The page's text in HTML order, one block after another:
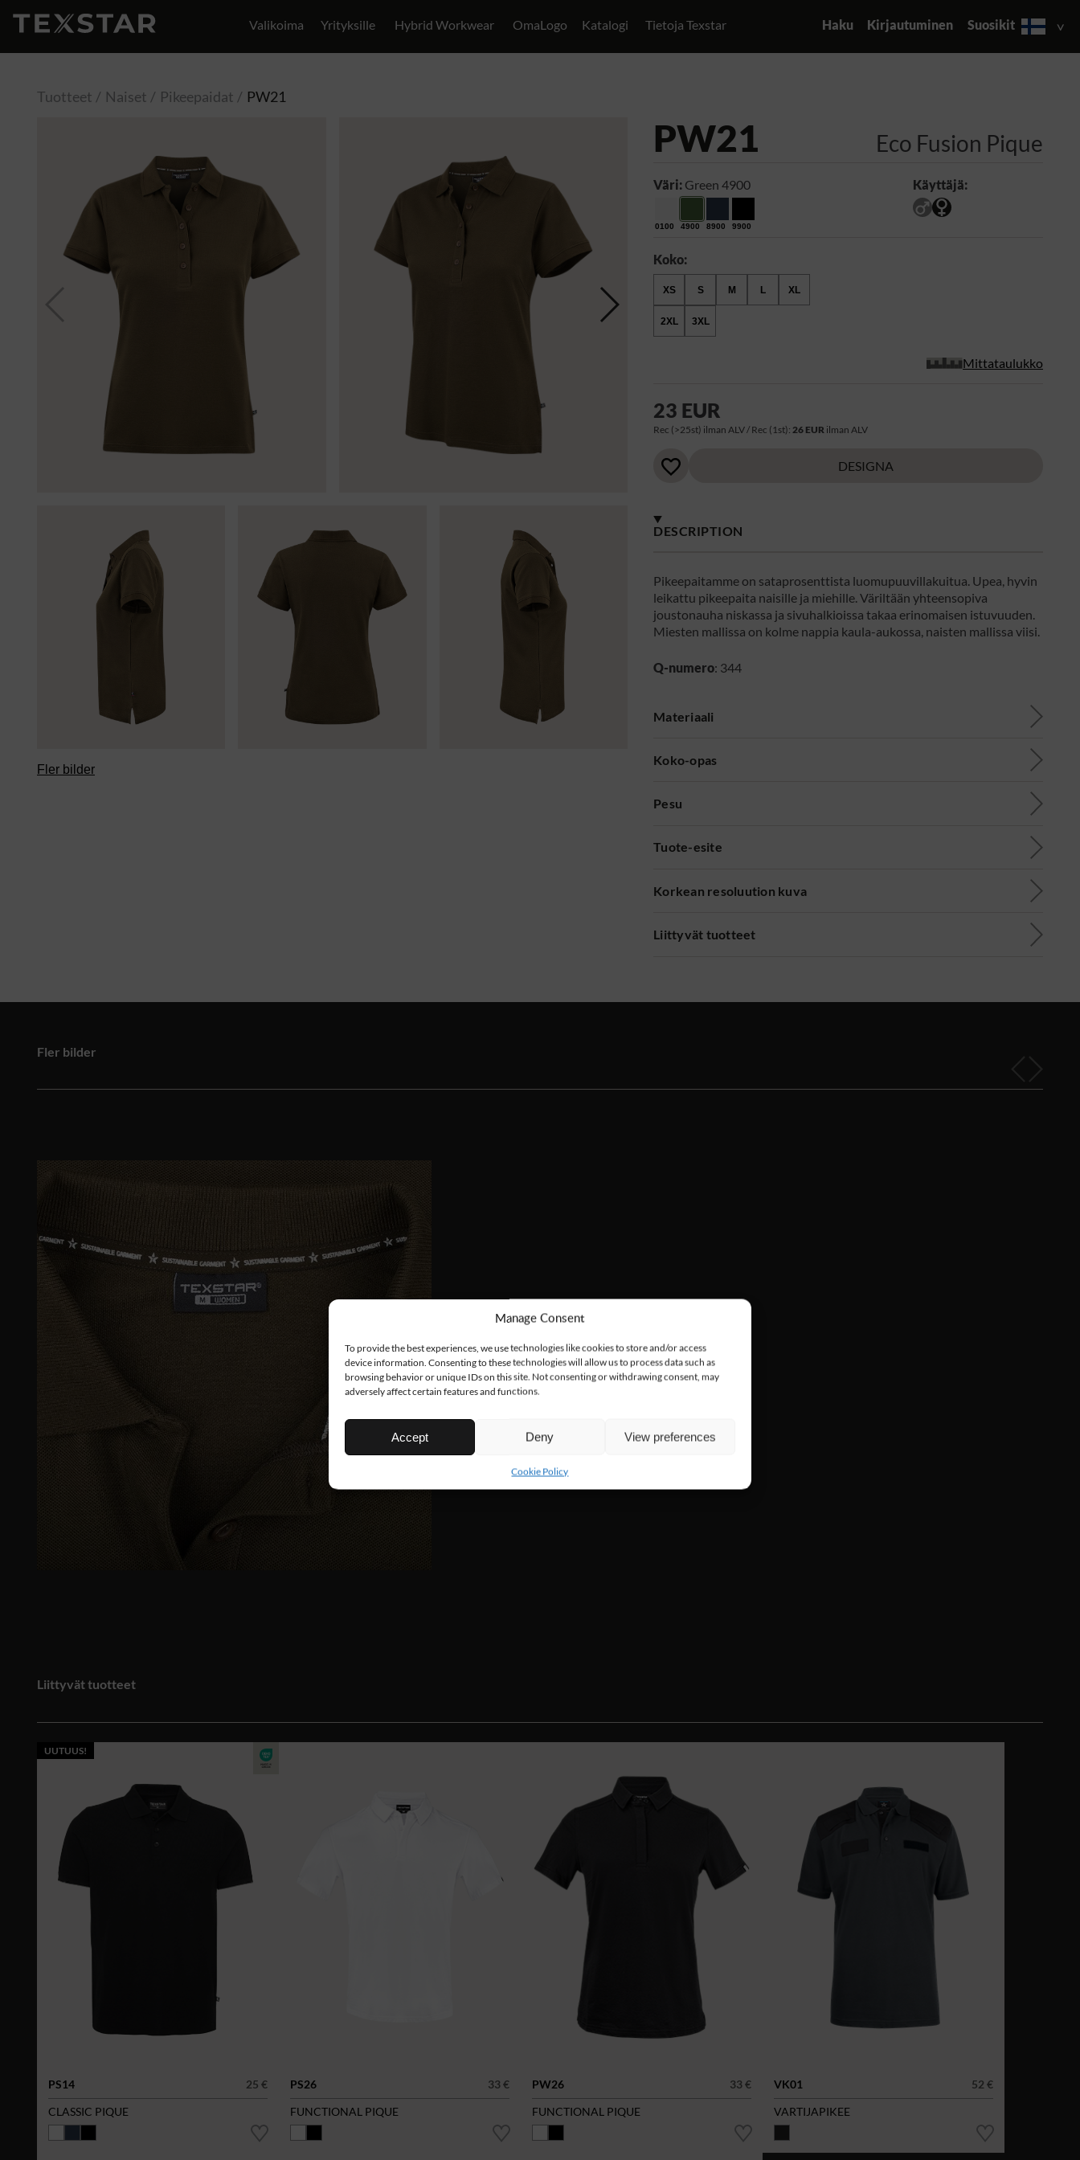
Manage Consent
To provide the best experiences, we use technologies like cookies to store and/or access
device information. Consenting to these technologies will allow us to process data such as
browsing behavior or unique IDs on this site. Not consenting or withdrawing consent, may
adversely affect certain features and functions.
Accept Deny View preferences
Cookie Policy
Valikoima Yrityksille Hybrid Workwear OmaLogo Katalogi Tietoja Texstar Haku Kirjautuminen Suosikit
Tuotteet Naiset Pikeepaidat PW21
Fler bilder
PW21 Eco Fusion Pique
Väri: Green 4900
0100 4900 8900 9900
Käyttäjä:
Koko:
XS S M L XL
2XL 3XL
Mittataulukko
23 EUR
Rec (>25st) ilman ALV / Rec (1st): 26 EUR ilman ALV
DESIGNA
DESCRIPTION
Pikeepaitamme on sataprosenttista luomupuuvillakuitua. Upea, hyvin
leikattu pikeepaita naisille ja miehille. Väriltään yhteensopiva
joustonauha niskassa ja sivuhalkioissa takaa erinomaisen istuvuuden.
Miesten mallissa on kolme nappia kaula-aukossa, naisten mallissa viisi.
Q-numero: 344
Materiaali
Koko-opas
Pesu
Tuote-esite
Korkean resoluution kuva
Liittyvät tuotteet
Fler bilder
Liittyvät tuotteet
UUTUUS!
PS14
25 €
CLASSIC PIQUE
PS26
33 €
FUNCTIONAL PIQUE
PW26
33 €
FUNCTIONAL PIQUE
VK01
52 €
VARTIJAPIKEE